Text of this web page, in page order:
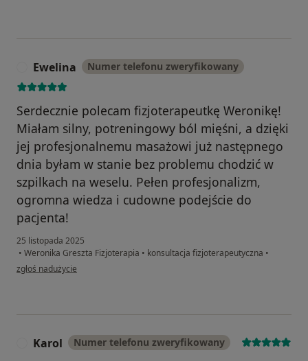
Ewelina Numer telefonu zweryfikowany
Serdecznie polecam fizjoterapeutkę Weronikę!
Miałam silny, potreningowy ból mięśni, a dzięki
jej profesjonalnemu masażowi już następnego
dnia byłam w stanie bez problemu chodzić w
szpilkach na weselu. Pełen profesjonalizm,
ogromna wiedza i cudowne podejście do
pacjenta!
25 listopada 2025
• Weronika Greszta Fizjoterapia • konsultacja fizjoterapeutyczna •
w opinii użytkownika Ewelina
zgłoś nadużycie
Karol Numer telefonu zweryfikowany